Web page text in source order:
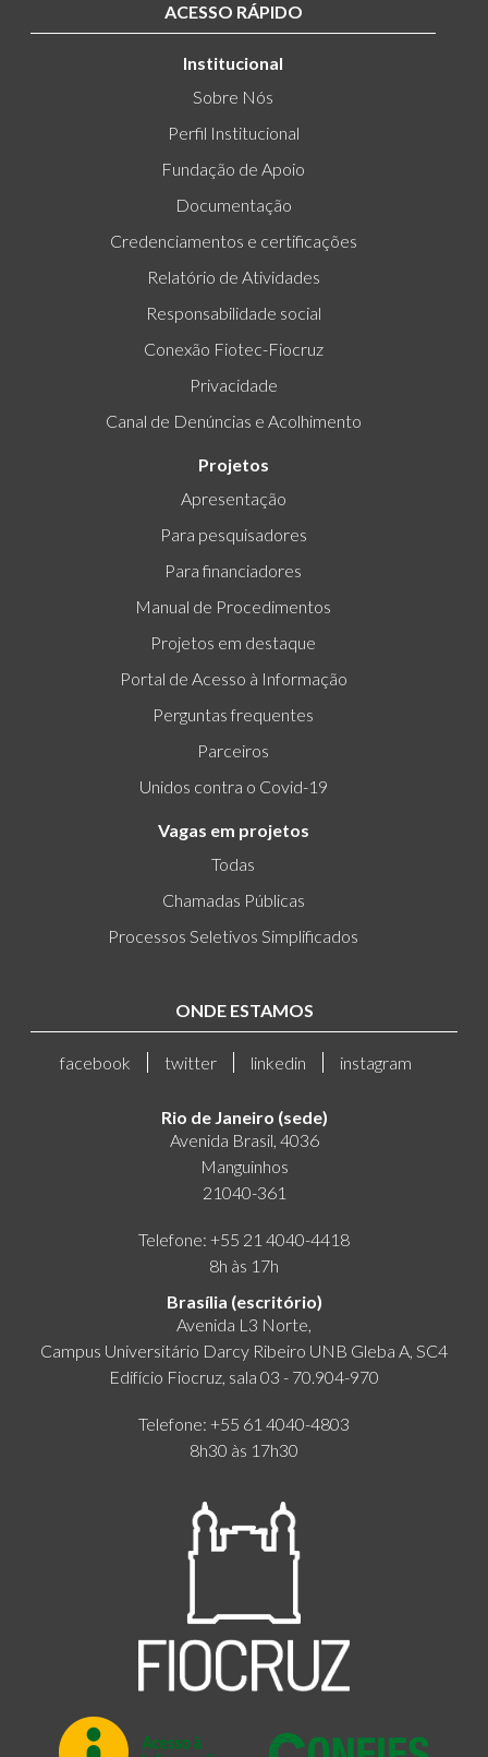
ACESSO RÁPIDO
Institucional
Sobre Nós
Perfil Institucional
Fundação de Apoio
Documentação
Credenciamentos e certificações
Relatório de Atividades
Responsabilidade social
Conexão Fiotec-Fiocruz
Privacidade
Canal de Denúncias e Acolhimento
Projetos
Apresentação
Para pesquisadores
Para financiadores
Manual de Procedimentos
Projetos em destaque
Portal de Acesso à Informação
Perguntas frequentes
Parceiros
Unidos contra o Covid-19
Vagas em projetos
Todas
Chamadas Públicas
Processos Seletivos Simplificados
ONDE ESTAMOS
facebook twitter linkedin instagram
Rio de Janeiro (sede)
Avenida Brasil, 4036
Manguinhos
21040-361
Telefone: +55 21 4040-4418
8h às 17h
Brasília (escritório)
Avenida L3 Norte,
Campus Universitário Darcy Ribeiro UNB Gleba A, SC4
Edifício Fiocruz, sala 03 - 70.904-970
Telefone: +55 61 4040-4803
8h30 às 17h30